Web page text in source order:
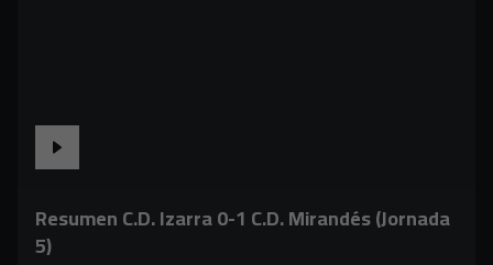
Resumen C.D. Izarra 0-1 C.D. Mirandés (Jornada
5)